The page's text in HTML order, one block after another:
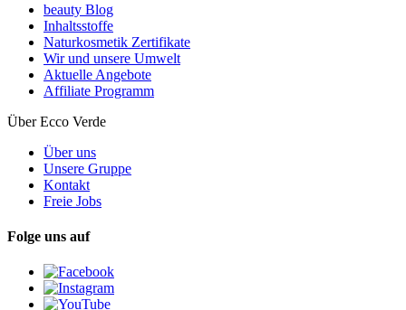
beauty Blog
Inhaltsstoffe
Naturkosmetik Zertifikate
Wir und unsere Umwelt
Aktuelle Angebote
Affiliate Programm
Über Ecco Verde
Über uns
Unsere Gruppe
Kontakt
Freie Jobs
Folge uns auf